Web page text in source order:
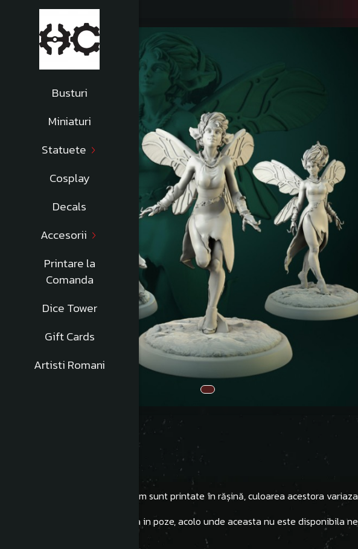
Busturi
Miniaturi
Statuete
Cosplay
Decals
Accesorii
Printare la
Comanda
Dice Tower
Gift Cards
Artisti Romani
Toate miniaturile Hobby Custom sunt printate în rășină, culoarea acestora
Inaltimea acestora este afisata in poze, acolo unde aceasta nu este disponibila